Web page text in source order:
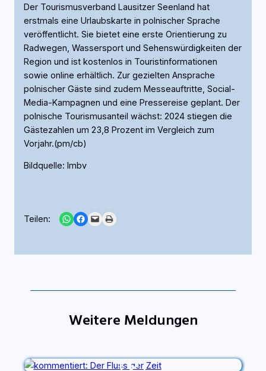
Der Tourismusverband Lausitzer Seenland hat
erstmals eine Urlaubskarte in polnischer Sprache
veröffentlicht. Sie bietet eine erste Orientierung zu
Radwegen, Wassersport und Sehenswürdigkeiten der
Region und ist kostenlos in Touristinformationen
sowie online erhältlich. Zur gezielten Ansprache
polnischer Gäste sind zudem Messeauftritte, Social-
Media-Kampagnen und eine Pressereise geplant. Der
polnische Tourismusanteil wächst: 2024 stiegen die
Gästezahlen um 23,8 Prozent im Vergleich zum
Vorjahr.(pm/cb)
Bildquelle: lmbv
Teilen: Share on WhatsApp
Share on Facebook
Email this PagePrint this Page
Weitere Meldungen